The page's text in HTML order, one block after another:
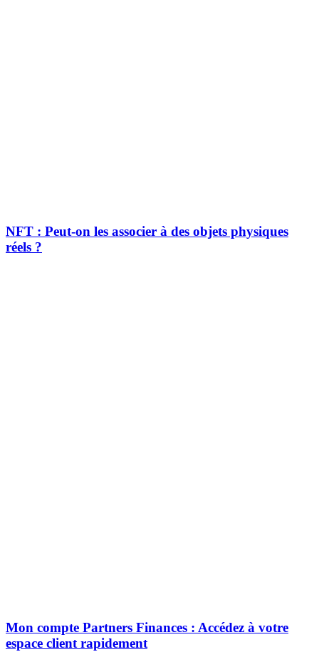
NFT : Peut-on les associer à des objets physiques
réels ?
Mon compte Partners Finances : Accédez à votre
espace client rapidement